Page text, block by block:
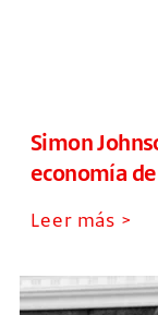
Simon
economía
Leer más >